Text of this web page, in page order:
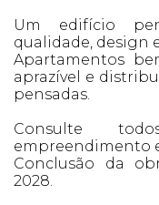
Um edifício
qualidade, design
Apartamentos
aprazível e
pensadas.
Consulte
empreendimento
Conclusão da
2028.